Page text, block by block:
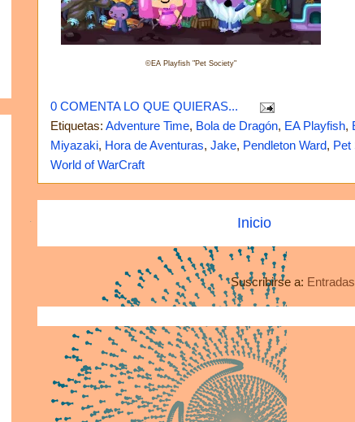
©EA Playfish "Pet Society"
0 COMENTA LO QUE QUIERAS...
Etiquetas: Adventure Time, Bola de Dragón, EA Playfish,
Miyazaki, Hora de Aventuras, Jake, Pendleton Ward, Pet
World of WarCraft
Inicio
Suscribirse a: